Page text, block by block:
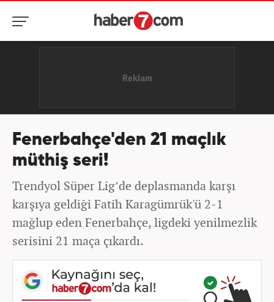
Fenerbahçe'den 21 maçlık
müthiş seri!
Trendyol Süper Lig’de deplasmanda karşı
karşıya geldiği Fatih Karagümrük'ü 2-1
mağlup eden Fenerbahçe, ligdeki yenilmezlik
serisini 21 maça çıkardı.